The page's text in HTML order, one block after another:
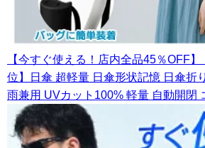
【今すぐ使える！店内全品45％OFF
位】日傘 超軽量 日傘形状記憶 日傘折
雨兼用 UVカット100% 軽量 自動開閉